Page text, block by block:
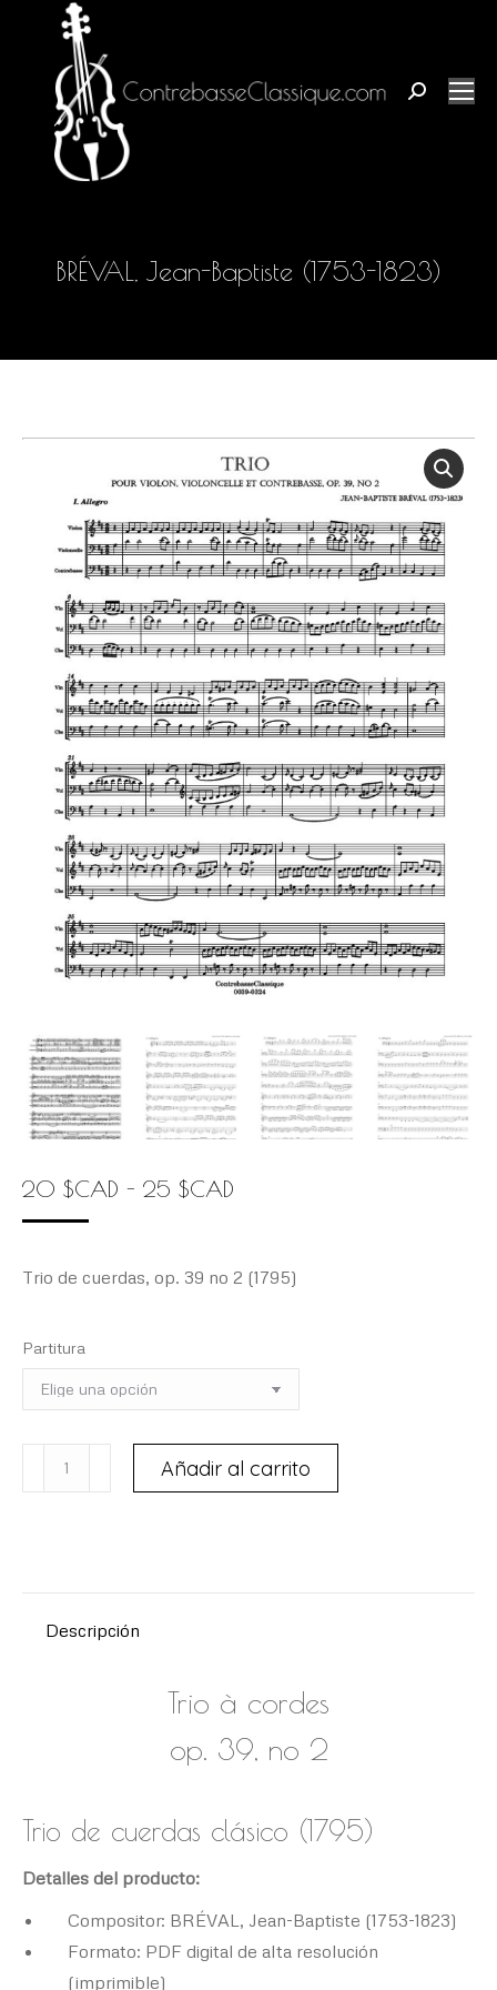
Buscar:
BRÉVAL, Jean-Baptiste (1753-1823)
20 $CAD - 25 $CAD
desde
25 $CAD
Trio de cuerdas, op. 39 no 2 (1795)
Partitura
BRÉVAL,
Jean-
Añadir al carrito
Descripción
Trio à cordes
op. 39, no 2
Trio de cuerdas clásico (1795)
Detalles del producto:
Compositor: BRÉVAL, Jean-Baptiste (1753-1823)
Formato: PDF digital de alta resolución
(imprimible)